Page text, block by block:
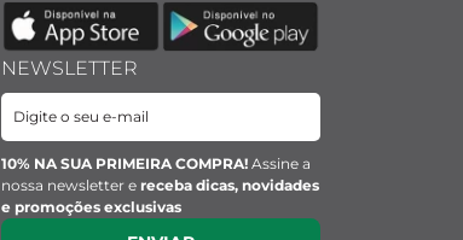
NEWSLETTER
10% NA SUA PRIMEIRA COMPRA! Assine a
nossa newsletter e receba dicas, novidades
e promoções exclusivas